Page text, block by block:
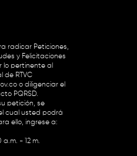
radicar Peticiones,
y Felicitaciones
lo pertinente al
de RTVC
o diligenciar el
PQRSD.
petición, se
cual usted podrá
ello, ingrese a:
a.m. - 12 m.